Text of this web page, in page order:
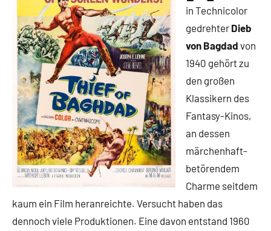
in Technicolor
gedrehter Dieb
von Bagdad von
1940 gehört zu
den großen
Klassikern des
Fantasy-Kinos,
an dessen
märchenhaft-
betörendem
Charme seitdem
kaum ein Film heranreichte. Versucht haben das
dennoch viele Produktionen. Eine davon entstand 1960